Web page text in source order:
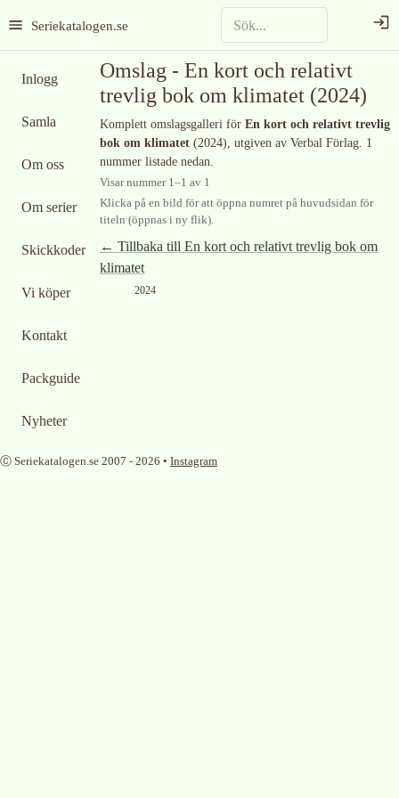
Seriekatalogen.se
Inlogg
Samla
Om oss
Om serier
Skickkoder
Vi köper
Kontakt
Packguide
Nyheter
Omslag - En kort och relativt
trevlig bok om klimatet (2024)
Komplett omslagsgalleri för En kort och relativt trevlig
bok om klimatet (2024), utgiven av Verbal Förlag. 1
nummer listade nedan.
Visar nummer 1–1 av 1
Klicka på en bild för att öppna numret på huvudsidan för
titeln (öppnas i ny flik).
← Tillbaka till En kort och relativt trevlig bok om
klimatet
2024
Ⓒ Seriekatalogen.se 2007 - 2026 • Instagram